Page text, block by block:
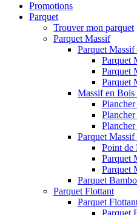
Promotions
Parquet
Trouver mon parquet
Parquet Massif
Parquet Massif
Parquet
Parquet
Parquet
Massif en
Parquet
Point de
Parquet
Parquet
Parquet
Parquet Flottant
Parquet
Parquet